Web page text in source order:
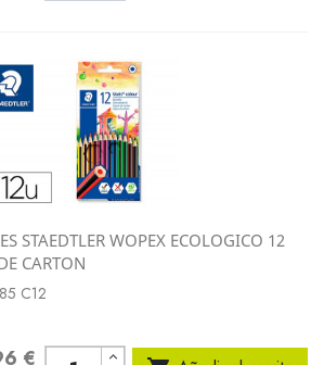
STAEDTLER WOPEX ECOLOGICO 12
CARTON
C12
€